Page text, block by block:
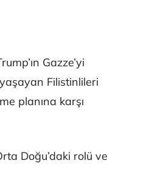
Gazze’yi
Filistinlileri
planına karşı
Doğu’daki rolü ve